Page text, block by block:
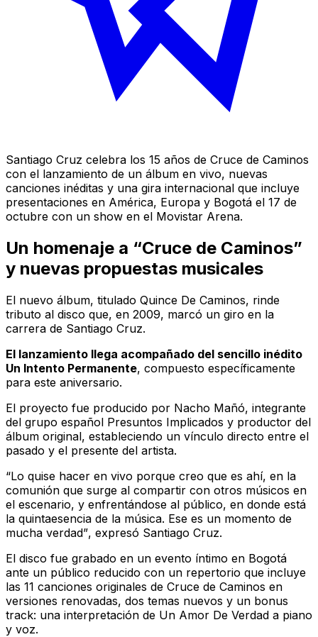
Santiago Cruz celebra los 15 años de Cruce de Caminos
con el lanzamiento de un álbum en vivo, nuevas
canciones inéditas y una gira internacional que incluye
presentaciones en América, Europa y Bogotá el 17 de
octubre con un show en el Movistar Arena.
Un homenaje a “Cruce de Caminos”
y nuevas propuestas musicales
El nuevo álbum, titulado Quince De Caminos, rinde
tributo al disco que, en 2009, marcó un giro en la
carrera de Santiago Cruz.
El lanzamiento llega acompañado del sencillo inédito
Un Intento Permanente, compuesto específicamente
para este aniversario.
El proyecto fue producido por Nacho Mañó, integrante
del grupo español Presuntos Implicados y productor del
álbum original, estableciendo un vínculo directo entre el
pasado y el presente del artista.
“Lo quise hacer en vivo porque creo que es ahí, en la
comunión que surge al compartir con otros músicos en
el escenario, y enfrentándose al público, en donde está
la quintaesencia de la música. Ese es un momento de
mucha verdad”, expresó Santiago Cruz.
El disco fue grabado en un evento íntimo en Bogotá
ante un público reducido con un repertorio que incluye
las 11 canciones originales de Cruce de Caminos en
versiones renovadas, dos temas nuevos y un bonus
track: una interpretación de Un Amor De Verdad a piano
y voz.